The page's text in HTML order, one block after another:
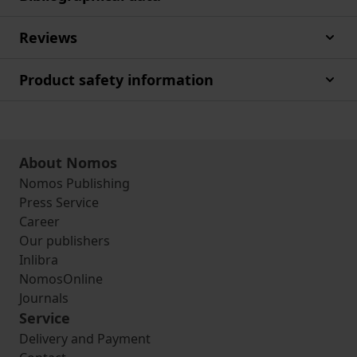
Reviews
Product safety information
About Nomos
Nomos Publishing
Press Service
Career
Our publishers
Inlibra
NomosOnline
Journals
Service
Delivery and Payment